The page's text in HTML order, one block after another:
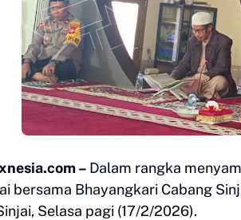
– Dalam rangka
bersama Bhayangkari Cabang
Selasa pagi (17/2/2026).